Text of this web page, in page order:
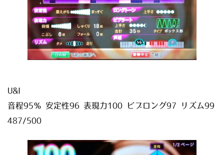
U&I
音程95％ 安定性96 表現力100 ビブロング97 リズム99
487/500